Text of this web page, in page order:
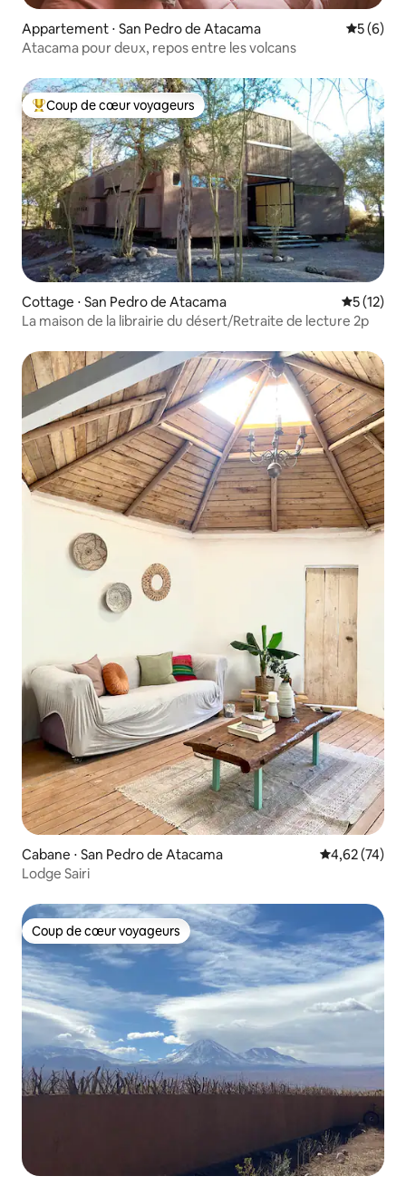
Appartement ⋅ San Pedro de Atacama
5 (6)
Atacama pour deux, repos entre les volcans
Coups de cœur voyageurs les plus appréciés
Coup de cœur voyageurs
Cottage ⋅ San Pedro de Atacama
5 (12)
La maison de la librairie du désert/Retraite de lecture 2p
Cabane ⋅ San Pedro de Atacama Évaluation
4,62 (74)
Lodge Sairi
Coup de cœur voyageurs
Coup de cœur voyageurs